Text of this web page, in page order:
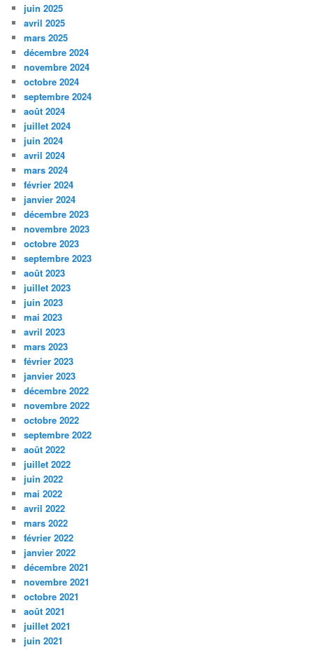
juin 2025
avril 2025
mars 2025
décembre 2024
novembre 2024
octobre 2024
septembre 2024
août 2024
juillet 2024
juin 2024
avril 2024
mars 2024
février 2024
janvier 2024
décembre 2023
novembre 2023
octobre 2023
septembre 2023
août 2023
juillet 2023
juin 2023
mai 2023
avril 2023
mars 2023
février 2023
janvier 2023
décembre 2022
novembre 2022
octobre 2022
septembre 2022
août 2022
juillet 2022
juin 2022
mai 2022
avril 2022
mars 2022
février 2022
janvier 2022
décembre 2021
novembre 2021
octobre 2021
août 2021
juillet 2021
juin 2021